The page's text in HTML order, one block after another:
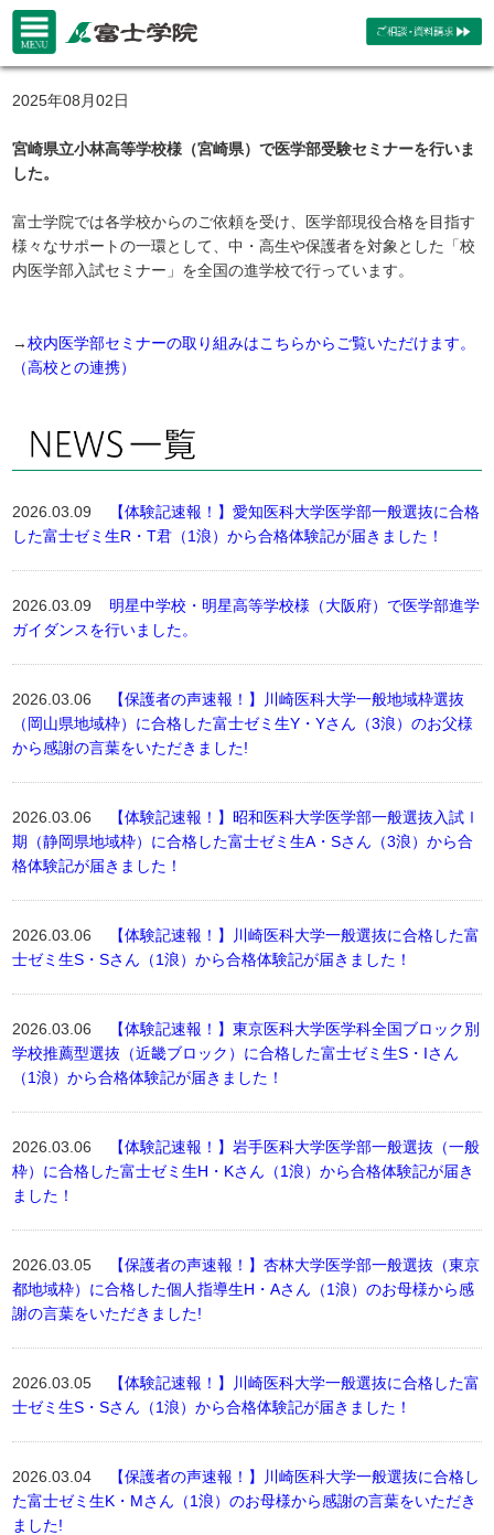
2025年08月02日
宮崎県立小林高等学校様（宮崎県）で医学部受験セミナーを行いま
した。
富士学院では各学校からのご依頼を受け、医学部現役合格を目指す
様々なサポートの一環として、中・高生や保護者を対象とした「校
内医学部入試セミナー」を全国の進学校で行っています。
→校内医学部セミナーの取り組みはこちらからご覧いただけます。
（高校との連携）
2026.03.09
【体験記速報！】愛知医科大学医学部一般選抜に合格
した富士ゼミ生R・T君（1浪）から合格体験記が届きました！
2026.03.09 明星中学校・明星高等学校様（大阪府）で医学部進学
ガイダンスを行いました。
2026.03.06
【保護者の声速報！】川崎医科大学一般地域枠選抜
（岡山県地域枠）に合格した富士ゼミ生Y・Yさん（3浪）のお父様
から感謝の言葉をいただきました!
2026.03.06
【体験記速報！】昭和医科大学医学部一般選抜入試Ⅰ
期（静岡県地域枠）に合格した富士ゼミ生A・Sさん（3浪）から合
格体験記が届きました！
2026.03.06
【体験記速報！】川崎医科大学一般選抜に合格した富
士ゼミ生S・Sさん（1浪）から合格体験記が届きました！
2026.03.06
【体験記速報！】東京医科大学医学科全国ブロック別
学校推薦型選抜（近畿ブロック）に合格した富士ゼミ生S・Iさん
（1浪）から合格体験記が届きました！
2026.03.06
【体験記速報！】岩手医科大学医学部一般選抜（一般
枠）に合格した富士ゼミ生H・Kさん（1浪）から合格体験記が届き
ました！
2026.03.05
【保護者の声速報！】杏林大学医学部一般選抜（東京
都地域枠）に合格した個人指導生H・Aさん（1浪）のお母様から感
謝の言葉をいただきました!
2026.03.05
【体験記速報！】川崎医科大学一般選抜に合格した富
士ゼミ生S・Sさん（1浪）から合格体験記が届きました！
2026.03.04
【保護者の声速報！】川崎医科大学一般選抜に合格し
た富士ゼミ生K・Mさん（1浪）のお母様から感謝の言葉をいただき
ました!